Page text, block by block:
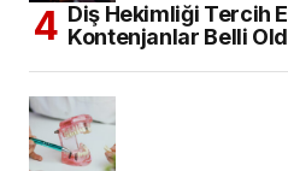
Diş Hekimliği Tercih
Kontenjanlar Belli